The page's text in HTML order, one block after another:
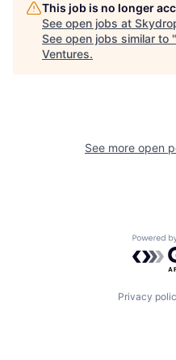
This job is no longer
See open jobs at
See open jobs similar to "
Ventures.
See more open
Privacy